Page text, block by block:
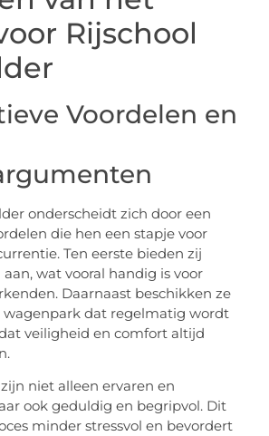
Rijschool
Voordelen en
onderscheidt zich door een
die hen een stapje voor
Ten eerste bieden zij
wat vooral handig is voor
Daarnaast beschikken ze
wagenpark dat regelmatig wordt
veiligheid en comfort altijd
niet alleen ervaren en
ook geduldig en begripvol. Dit
minder stressvol en bevordert